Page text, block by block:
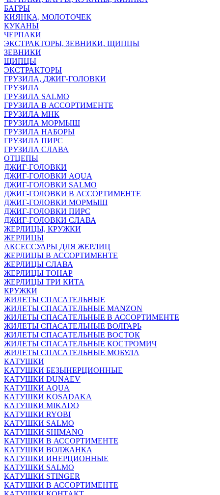
БАГРЫ
КИЯНКА, МОЛОТОЧЕК
КУКАНЫ
ЧЕРПАКИ
ЭКСТРАКТОРЫ, ЗЕВНИКИ, ЩИПЦЫ
ЗЕВНИКИ
ЩИПЦЫ
ЭКСТРАКТОРЫ
ГРУЗИЛА, ДЖИГ-ГОЛОВКИ
ГРУЗИЛА
ГРУЗИЛА SALMO
ГРУЗИЛА В АССОРТИМЕНТЕ
ГРУЗИЛА МНК
ГРУЗИЛА МОРМЫШ
ГРУЗИЛА НАБОРЫ
ГРУЗИЛА ПИРС
ГРУЗИЛА СЛАВА
ОТЦЕПЫ
ДЖИГ-ГОЛОВКИ
ДЖИГ-ГОЛОВКИ AQUA
ДЖИГ-ГОЛОВКИ SALMO
ДЖИГ-ГОЛОВКИ В АССОРТИМЕНТЕ
ДЖИГ-ГОЛОВКИ МОРМЫШ
ДЖИГ-ГОЛОВКИ ПИРС
ДЖИГ-ГОЛОВКИ СЛАВА
ЖЕРЛИЦЫ, КРУЖКИ
ЖЕРЛИЦЫ
АКСЕССУАРЫ ДЛЯ ЖЕРЛИЦ
ЖЕРЛИЦЫ В АССОРТИМЕНТЕ
ЖЕРЛИЦЫ СЛАВА
ЖЕРЛИЦЫ ТОНАР
ЖЕРЛИЦЫ ТРИ КИТА
КРУЖКИ
ЖИЛЕТЫ СПАСАТЕЛЬНЫЕ
ЖИЛЕТЫ СПАСАТЕЛЬНЫЕ MANZON
ЖИЛЕТЫ СПАСАТЕЛЬНЫЕ В АССОРТИМЕНТЕ
ЖИЛЕТЫ СПАСАТЕЛЬНЫЕ ВОЛГАРЬ
ЖИЛЕТЫ СПАСАТЕЛЬНЫЕ ВОСТОК
ЖИЛЕТЫ СПАСАТЕЛЬНЫЕ КОСТРОМИЧ
ЖИЛЕТЫ СПАСАТЕЛЬНЫЕ МОБУЛА
КАТУШКИ
КАТУШКИ БЕЗЫНЕРЦИОННЫЕ
КАТУШКИ DUNAEV
КАТУШКИ AQUA
КАТУШКИ KOSADAKA
КАТУШКИ MIKADO
КАТУШКИ RYOBI
КАТУШКИ SALMO
КАТУШКИ SHIMANO
КАТУШКИ В АССОРТИМЕНТЕ
КАТУШКИ ВОЛЖАНКА
КАТУШКИ ИНЕРЦИОННЫЕ
КАТУШКИ SALMO
КАТУШКИ STINGER
КАТУШКИ В АССОРТИМЕНТЕ